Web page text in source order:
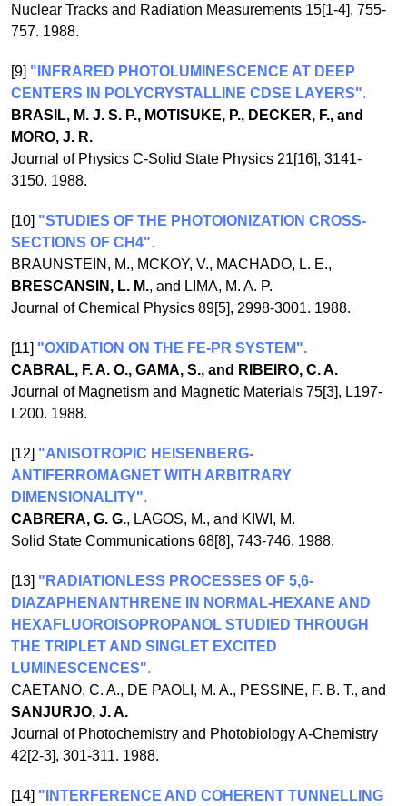
Nuclear Tracks and Radiation Measurements 15[1-4], 755-
757. 1988.
[9] "INFRARED PHOTOLUMINESCENCE AT DEEP
CENTERS IN POLYCRYSTALLINE CDSE LAYERS".
BRASIL, M. J. S. P., MOTISUKE, P., DECKER, F., and
MORO, J. R.
Journal of Physics C-Solid State Physics 21[16], 3141-
3150. 1988.
[10] "STUDIES OF THE PHOTOIONIZATION CROSS-
SECTIONS OF CH4".
BRAUNSTEIN, M., MCKOY, V., MACHADO, L. E.,
BRESCANSIN, L. M., and LIMA, M. A. P.
Journal of Chemical Physics 89[5], 2998-3001. 1988.
[11] "OXIDATION ON THE FE-PR SYSTEM".
CABRAL, F. A. O., GAMA, S., and RIBEIRO, C. A.
Journal of Magnetism and Magnetic Materials 75[3], L197-
L200. 1988.
[12] "ANISOTROPIC HEISENBERG-
ANTIFERROMAGNET WITH ARBITRARY
DIMENSIONALITY".
CABRERA, G. G., LAGOS, M., and KIWI, M.
Solid State Communications 68[8], 743-746. 1988.
[13] "RADIATIONLESS PROCESSES OF 5,6-
DIAZAPHENANTHRENE IN NORMAL-HEXANE AND
HEXAFLUOROISOPROPANOL STUDIED THROUGH
THE TRIPLET AND SINGLET EXCITED
LUMINESCENCES".
CAETANO, C. A., DE PAOLI, M. A., PESSINE, F. B. T., and
SANJURJO, J. A.
Journal of Photochemistry and Photobiology A-Chemistry
42[2-3], 301-311. 1988.
[14] "INTERFERENCE AND COHERENT TUNNELLING